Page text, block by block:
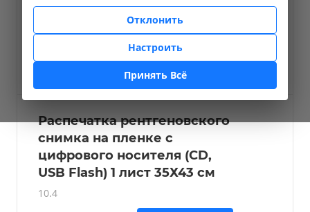
Маммография
A06.20.004
3500 ₽ Заказать услугу
Распечатка рентгеновского
снимка на пленке с
цифрового носителя (CD,
USB Flash) 1 лист 35Х43 см
10.4
Отклонить
Настроить
Принять Всё